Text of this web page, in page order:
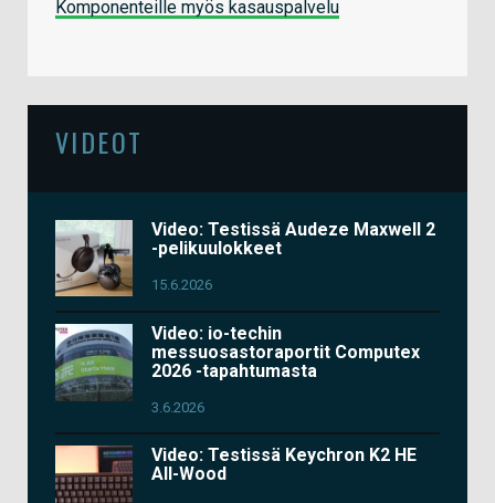
Komponenteille myös kasauspalvelu
VIDEOT
Video: Testissä Audeze Maxwell 2
-pelikuulokkeet
15.6.2026
Video: io-techin
messuosastoraportit Computex
2026 -tapahtumasta
3.6.2026
Video: Testissä Keychron K2 HE
All-Wood